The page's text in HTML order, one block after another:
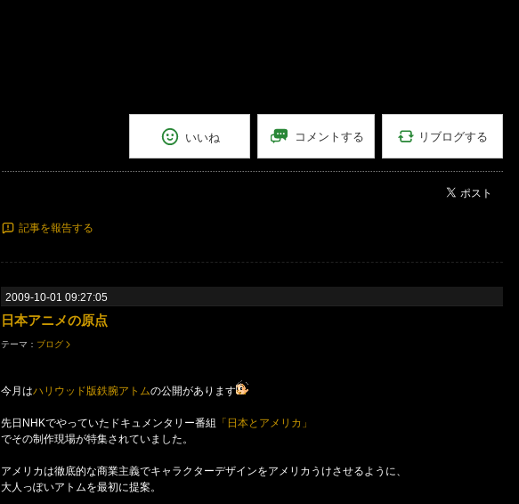
いいね コメントする リブログする
ポスト
記事を報告する
2009-10-01 09:27:05
日本アニメの原点
テーマ： ブログ
今月はハリウッド版鉄腕アトムの公開があります
先日NHKでやっていたドキュメンタリー番組
「日本とアメリカ」
でその制作現場が特集されていました。
アメリカは徹底的な商業主義でキャラクターデザインをアメリカうけさせるように、
大人っぽいアトムを最初に提案。